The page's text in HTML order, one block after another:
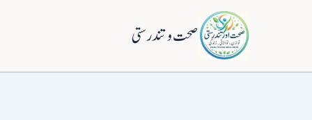
صحت و تندرستی